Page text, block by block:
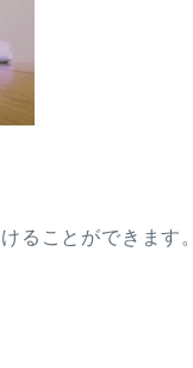
ることができます。